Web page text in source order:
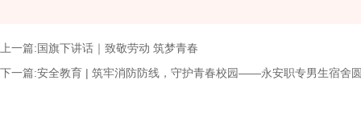
上一篇:国旗下讲话｜致敬劳动 筑梦青春
下一篇:安全教育 | 筑牢消防防线，守护青春校园——永安职专男生宿舍